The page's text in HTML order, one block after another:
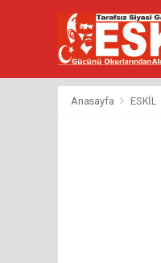
Anasayfa ESKİL